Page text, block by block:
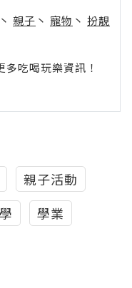
丶 親子 丶 寵物 丶 扮靚
吃喝玩樂資訊！
親子活動
學業